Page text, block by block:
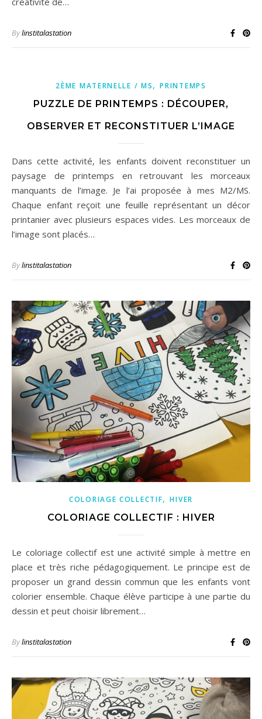
Bylinstitalastation
2ÈME MATERNELLE / MS,PRINTEMPS
PUZZLE DE PRINTEMPS : DÉCOUPER,
OBSERVER ET RECONSTITUER L’IMAGE
Dans cette activité, les enfants doivent reconstituer un
paysage de printemps en retrouvant les morceaux
manquants de l’image. Je l’ai proposée à mes M2/MS.
Chaque enfant reçoit une feuille représentant un décor
printanier avec plusieurs espaces vides. Les morceaux de
l’image sont placés…
Bylinstitalastation
COLORIAGE COLLECTIF,HIVER
COLORIAGE COLLECTIF : HIVER
Le coloriage collectif est une activité simple à mettre en
place et très riche pédagogiquement. Le principe est de
proposer un grand dessin commun que les enfants vont
colorier ensemble. Chaque élève participe à une partie du
dessin et peut choisir librement…
Bylinstitalastation